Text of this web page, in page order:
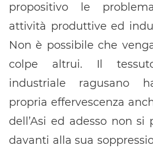
propositivo le
attività produttive ed
Non è possibile che
colpe altrui. Il
industriale ragusano
propria effervescenza
dell’Asi ed adesso non
davanti alla sua